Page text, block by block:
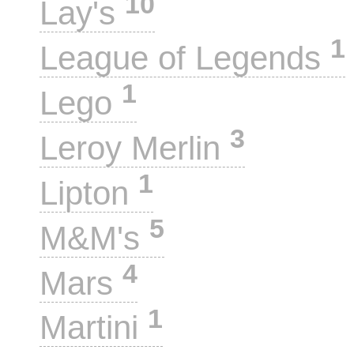
Lay's
League of Legends 1
Lego 1
Leroy Merlin 3
Lipton 1
M&M's 5
Mars 4
Martini 1